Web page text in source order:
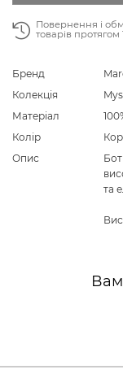
Повернення і
товарів протягом
Бренд
Колекція
Матеріал
Колір
Опис
та